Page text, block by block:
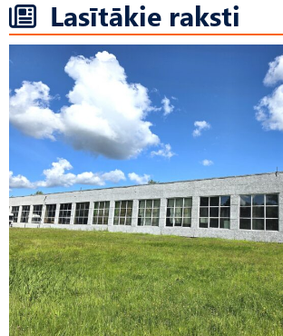
Lasītākie raksti